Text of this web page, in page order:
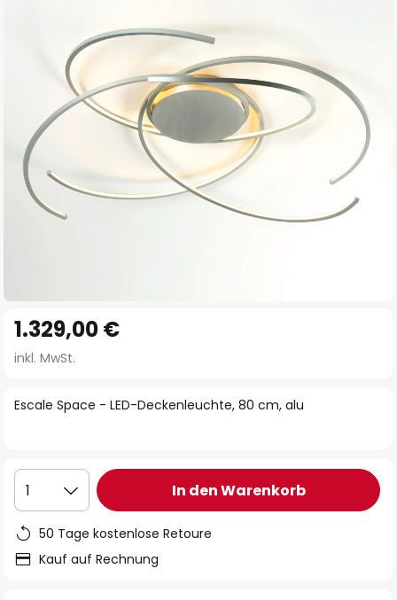
Anfang
der
springen
Escale Space - LED-Deckenleuchte, 80 cm, alu
1.329,00 €
inkl. MwSt.
1 In den Warenkorb
50 Tage kostenlose Retoure
Kauf auf Rechnung